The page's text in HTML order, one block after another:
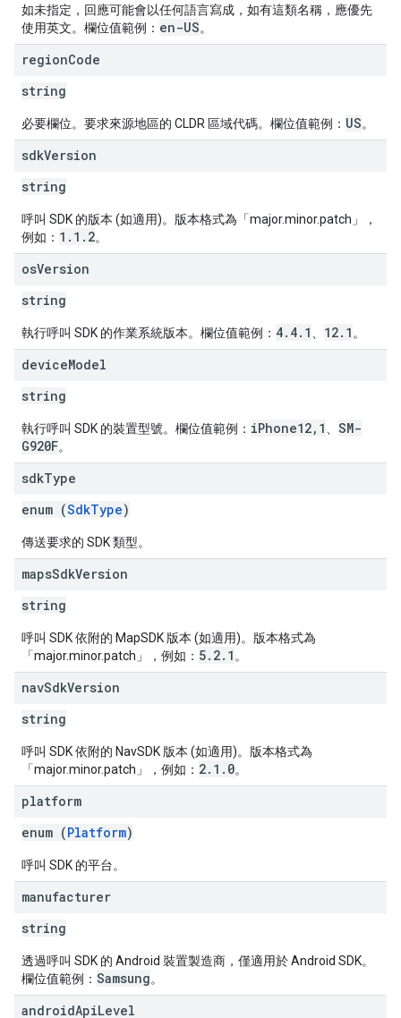
如未指定，回應可能會以任何語言寫成，如有這類名稱，應優先
使用英文。欄位值範例： en-US。
regionCode
string
必要欄位。要求來源地區的 CLDR 區域代碼。欄位值範例： US。
sdkVersion
string
呼叫 SDK 的版本 (如適用)。版本格式為「major.minor.patch」，
例如： 1.1.2。
osVersion
string
執行呼叫 SDK 的作業系統版本。欄位值範例： 4.4.1 12.1 。
deviceModel
string
執行呼叫 SDK 的裝置型號。欄位值範例： iPhone12,1
SM-
G920F。
sdkType
enum (SdkType)
傳送要求的 SDK 類型。
mapsSdkVersion
string
呼叫 SDK 依附的 MapSDK 版本 (如適用)。版本格式為
「major.minor.patch」，例如： 5.2.1 。
navSdkVersion
string
呼叫 SDK 依附的 NavSDK 版本 (如適用)。版本格式為
「major.minor.patch」，例如： 2.1.0。
platform
enum (Platform)
呼叫 SDK 的平台。
manufacturer
string
透過呼叫 SDK 的 Android 裝置製造商，僅適用於 Android SDK。
欄位值範例： Samsung。
androidApiLevel